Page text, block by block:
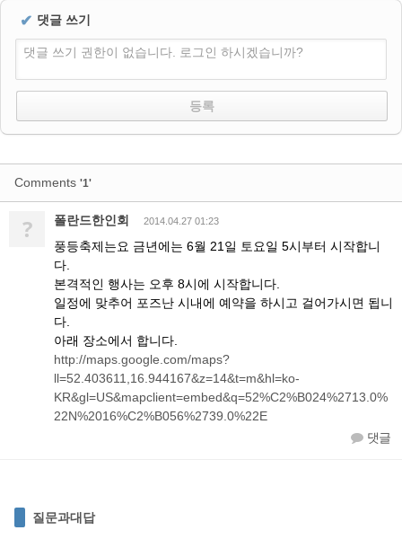
✔ 댓글 쓰기
댓글 쓰기 권한이 없습니다. 로그인 하시겠습니까?
Comments '1'
? 폴란드한인회 2014.04.27 01:23
풍등축제는요 금년에는 6월 21일 토요일 5시부터 시작합니
다.
본격적인 행사는 오후 8시에 시작합니다.
일정에 맞추어 포즈난 시내에 예약을 하시고 걸어가시면 됩니
다.
아래 장소에서 합니다.
http://maps.google.com/maps?
ll=52.403611,16.944167&z=14&t=m&hl=ko-
KR&gl=US&mapclient=embed&q=52%C2%B024%2713.0%
22N%2016%C2%B056%2739.0%22E
댓글
질문과대답